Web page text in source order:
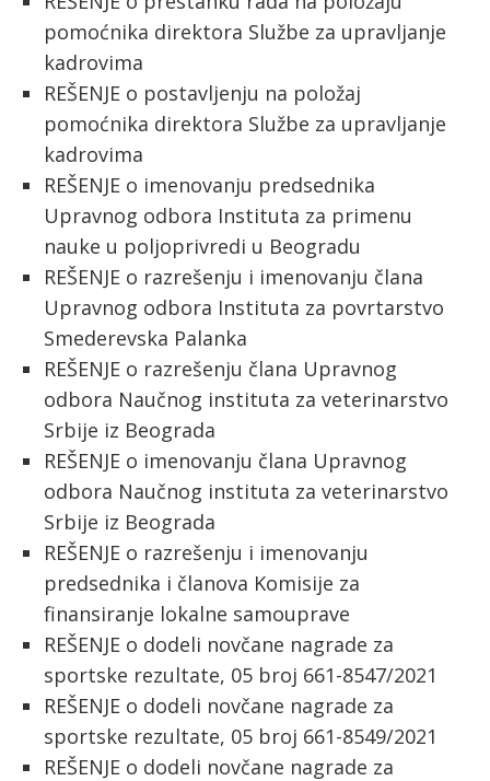
pomoćnika direktora Službe za upravljanje
kadrovima
REŠENJE o postavljenju na položaj
pomoćnika direktora Službe za upravljanje
kadrovima
REŠENJE o imenovanju predsednika
Upravnog odbora Instituta za primenu
nauke u poljoprivredi u Beogradu
REŠENJE o razrešenju i imenovanju člana
Upravnog odbora Instituta za povrtarstvo
Smederevska Palanka
REŠENJE o razrešenju člana Upravnog
odbora Naučnog instituta za veterinarstvo
Srbije iz Beograda
REŠENJE o imenovanju člana Upravnog
odbora Naučnog instituta za veterinarstvo
Srbije iz Beograda
REŠENJE o razrešenju i imenovanju
predsednika i članova Komisije za
finansiranje lokalne samouprave
REŠENJE o dodeli novčane nagrade za
sportske rezultate, 05 broj 661-8547/2021
REŠENJE o dodeli novčane nagrade za
sportske rezultate, 05 broj 661-8549/2021
REŠENJE o dodeli novčane nagrade za